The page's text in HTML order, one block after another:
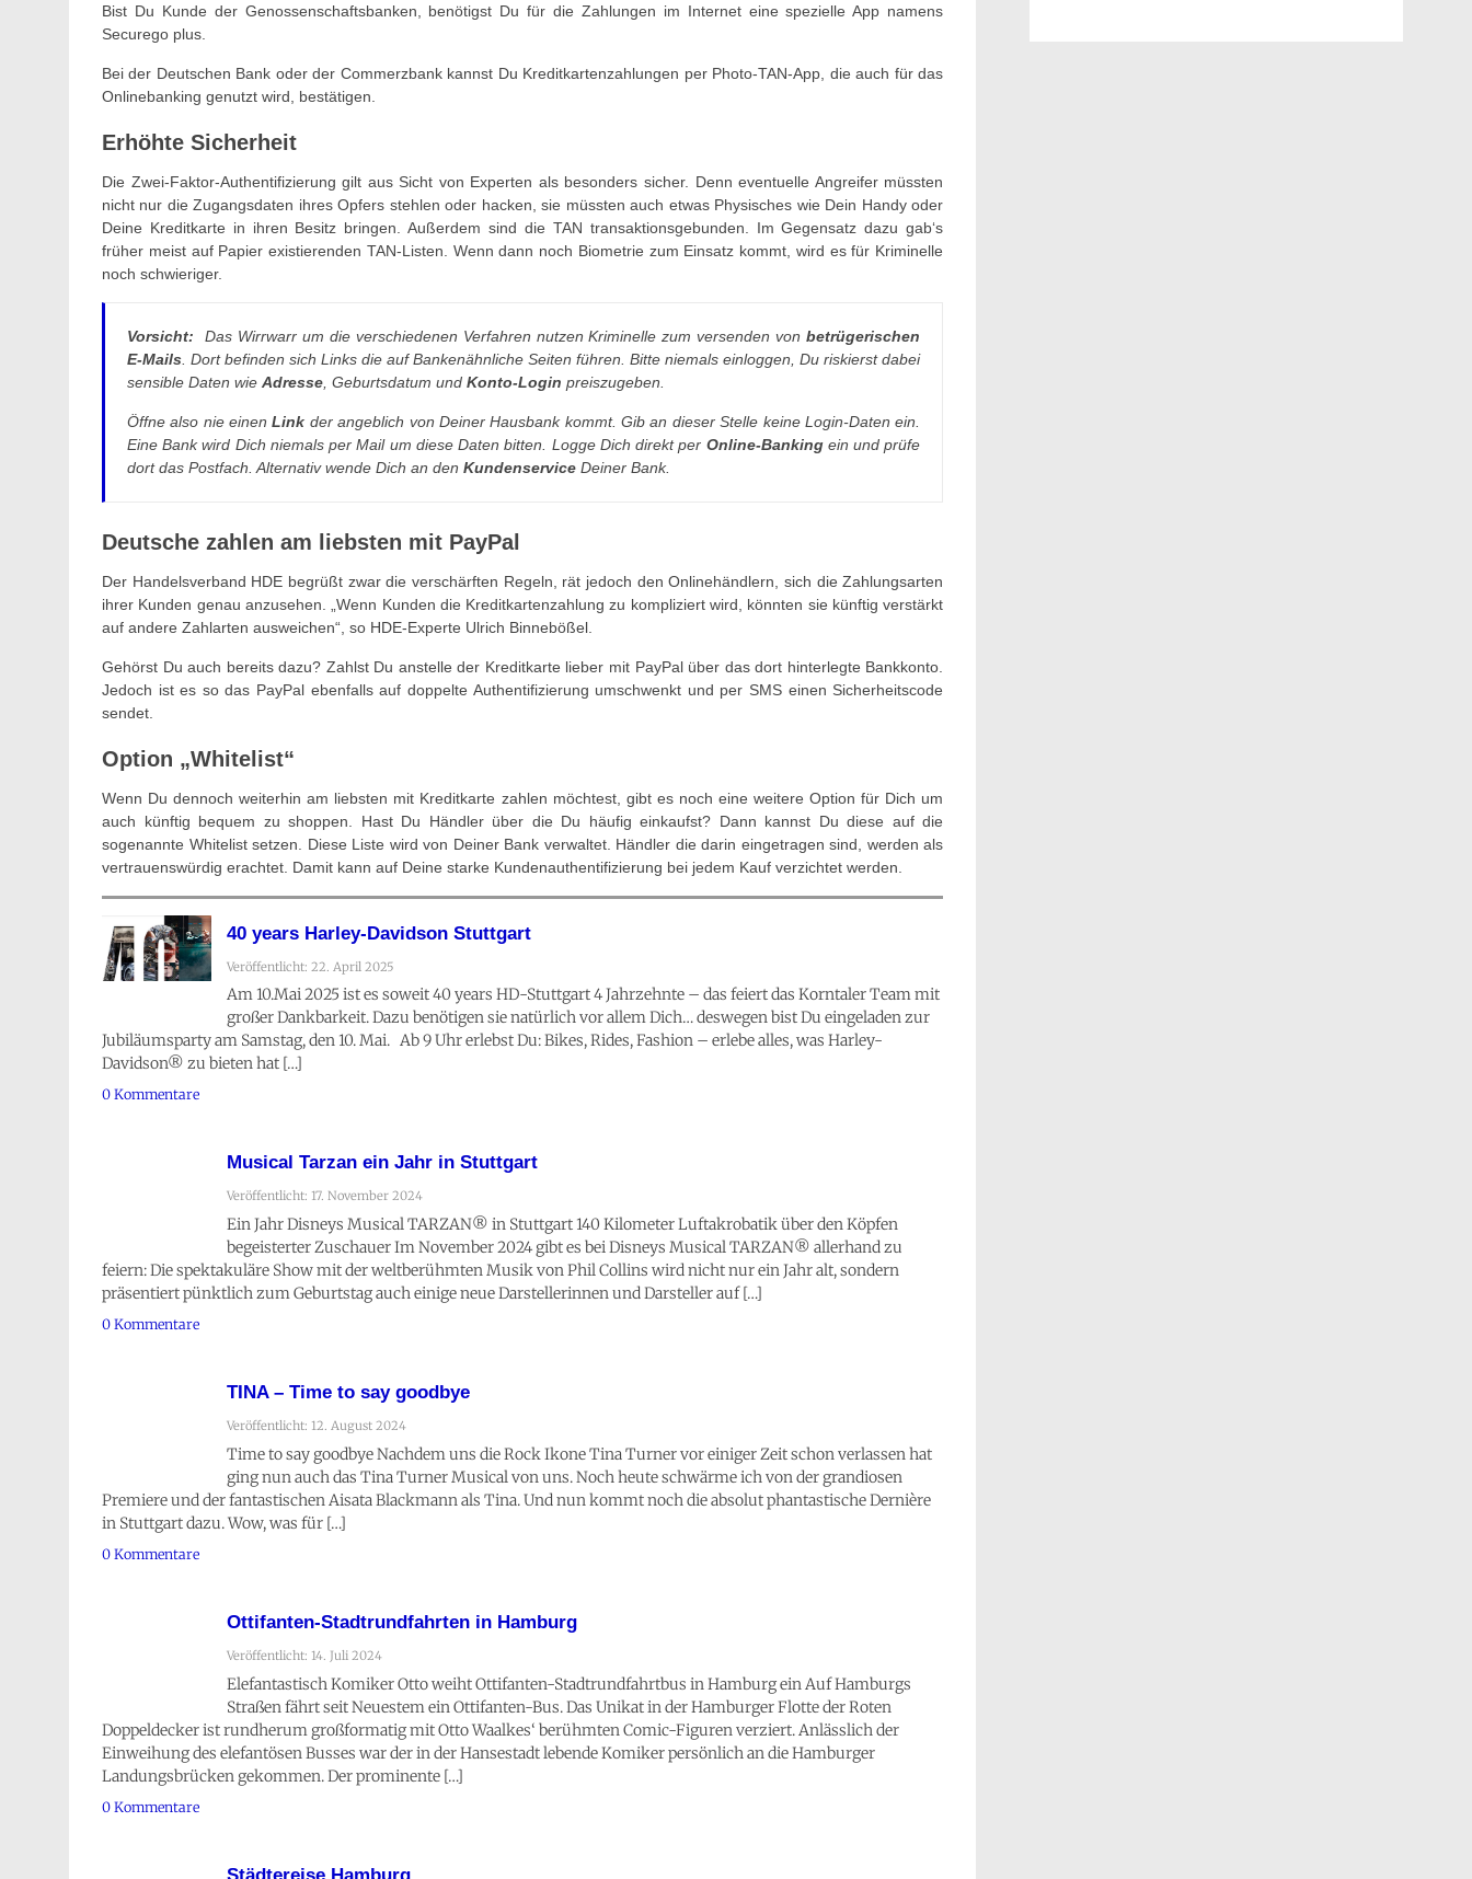
Bist Du Kunde der Genossenschaftsbanken, benötigst Du für die Zahlungen im Internet eine spezielle App namens
Securego plus.
Bei der Deutschen Bank oder der Commerzbank kannst Du Kreditkartenzahlungen per Photo-TAN-App, die auch für das
Onlinebanking genutzt wird, bestätigen.
Erhöhte Sicherheit
Die Zwei-Faktor-Authentifizierung gilt aus Sicht von Experten als besonders sicher. Denn eventuelle Angreifer müssten
nicht nur die Zugangsdaten ihres Opfers stehlen oder hacken, sie müssten auch etwas Physisches wie Dein Handy oder
Deine Kreditkarte in ihren Besitz bringen. Außerdem sind die TAN transaktionsgebunden. Im Gegensatz dazu gab‘s
früher meist auf Papier existierenden TAN-Listen. Wenn dann noch Biometrie zum Einsatz kommt, wird es für Kriminelle
noch schwieriger.
Vorsicht: Das Wirrwarr um die verschiedenen Verfahren nutzen Kriminelle zum versenden vonbetrügerischen
E-Mails . Dort befinden sich Links die auf Bankenähnliche Seiten führen. Bitte niemals einloggen, Du riskierst dabei
sensible Daten wie Adresse , Geburtsdatum und Konto-Login preiszugeben.
Öffne also nie einenLink der angeblich von Deiner Hausbank kommt. Gib an dieser Stelle keine Login-Daten ein.
Eine Bank wird Dich niemals per Mail um diese Daten bitten. Logge Dich direkt per Online-Bankingein und prüfe
dort das Postfach. Alternativ wende Dich an den Kundenservice Deiner Bank.
Deutsche zahlen am liebsten mit PayPal
Der Handelsverband HDE begrüßt zwar die verschärften Regeln, rät jedoch den Onlinehändlern, sich die Zahlungsarten
ihrer Kunden genau anzusehen. „Wenn Kunden die Kreditkartenzahlung zu kompliziert wird, könnten sie künftig verstärkt
auf andere Zahlarten ausweichen“, so HDE-Experte Ulrich Binnebößel.
Gehörst Du auch bereits dazu? Zahlst Du anstelle der Kreditkarte lieber mit PayPal über das dort hinterlegte Bankkonto.
Jedoch ist es so das PayPal ebenfalls auf doppelte Authentifizierung umschwenkt und per SMS einen Sicherheitscode
sendet.
Option „Whitelist“
Wenn Du dennoch weiterhin am liebsten mit Kreditkarte zahlen möchtest, gibt es noch eine weitere Option für Dich um
auch künftig bequem zu shoppen. Hast Du Händler über die Du häufig einkaufst? Dann kannst Du diese auf die
sogenannte Whitelist setzen. Diese Liste wird von Deiner Bank verwaltet. Händler die darin eingetragen sind, werden als
vertrauenswürdig erachtet. Damit kann auf Deine starke Kundenauthentifizierung bei jedem Kauf verzichtet werden.
40 years Harley-Davidson Stuttgart
Veröffentlicht: 22. April 2025
Am 10.Mai 2025 ist es soweit 40 years HD-Stuttgart 4 Jahrzehnte – das feiert das Korntaler Team mit
großer Dankbarkeit. Dazu benötigen sie natürlich vor allem Dich… deswegen bist Du eingeladen zur
Jubiläumsparty am Samstag, den 10. Mai. Ab 9 Uhr erlebst Du: Bikes, Rides, Fashion – erlebe alles, was Harley-
Davidson® zu bieten hat […]
0 Kommentare
Musical Tarzan ein Jahr in Stuttgart
Veröffentlicht: 17. November 2024
Ein Jahr Disneys Musical TARZAN® in Stuttgart 140 Kilometer Luftakrobatik über den Köpfen
begeisterter Zuschauer Im November 2024 gibt es bei Disneys Musical TARZAN® allerhand zu
feiern: Die spektakuläre Show mit der weltberühmten Musik von Phil Collins wird nicht nur ein Jahr alt, sondern
präsentiert pünktlich zum Geburtstag auch einige neue Darstellerinnen und Darsteller auf […]
0 Kommentare
TINA – Time to say goodbye
Veröffentlicht: 12. August 2024
Time to say goodbye Nachdem uns die Rock Ikone Tina Turner vor einiger Zeit schon verlassen hat
ging nun auch das Tina Turner Musical von uns. Noch heute schwärme ich von der grandiosen
Premiere und der fantastischen Aisata Blackmann als Tina. Und nun kommt noch die absolut phantastische Dernière
in Stuttgart dazu. Wow, was für […]
0 Kommentare
Ottifanten-Stadtrundfahrten in Hamburg
Veröffentlicht: 14. Juli 2024
Elefantastisch Komiker Otto weiht Ottifanten-Stadtrundfahrtbus in Hamburg ein Auf Hamburgs
Straßen fährt seit Neuestem ein Ottifanten-Bus. Das Unikat in der Hamburger Flotte der Roten
Doppeldecker ist rundherum großformatig mit Otto Waalkes‘ berühmten Comic-Figuren verziert. Anlässlich der
Einweihung des elefantösen Busses war der in der Hansestadt lebende Komiker persönlich an die Hamburger
Landungsbrücken gekommen. Der prominente […]
0 Kommentare